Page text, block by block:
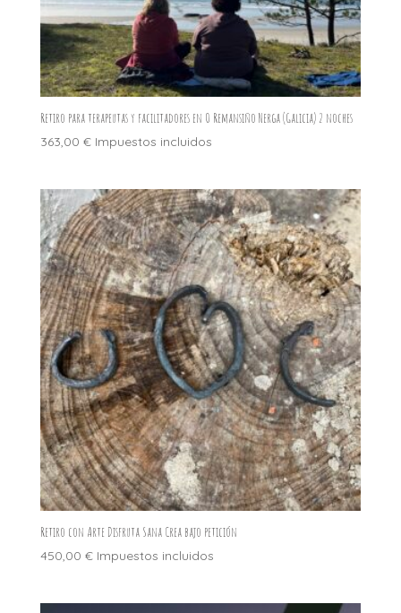
Retiro para terapeutas y facilitadores en O Remansiño Nerga (Galicia) 2 noches
363,00 € Impuestos incluidos
Retiro con Arte Disfruta Sana Crea bajo petición
450,00 € Impuestos incluidos